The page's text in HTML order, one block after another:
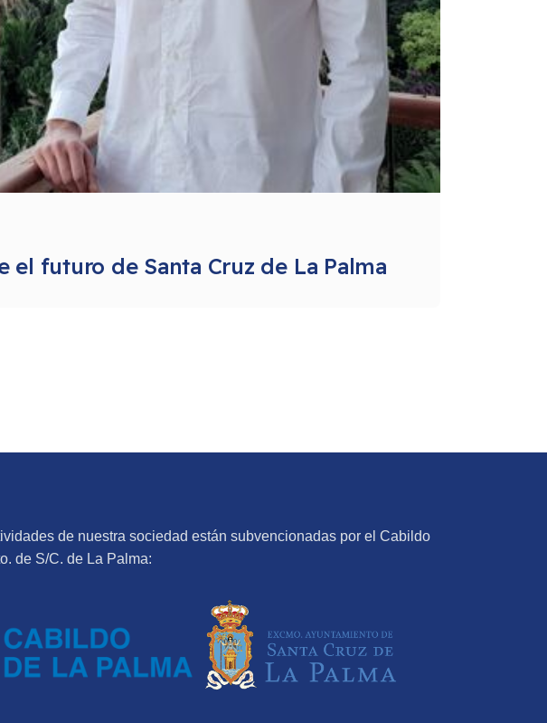
futuro de Santa Cruz de La Palma
de nuestra sociedad están subvencionadas por el Cabildo
de S/C. de La Palma: